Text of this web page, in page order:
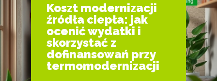
Koszt modernizacji
źródła ciepła: jak
ocenić wydatki i
skorzystać z
dofinansowań przy
termomodernizacji